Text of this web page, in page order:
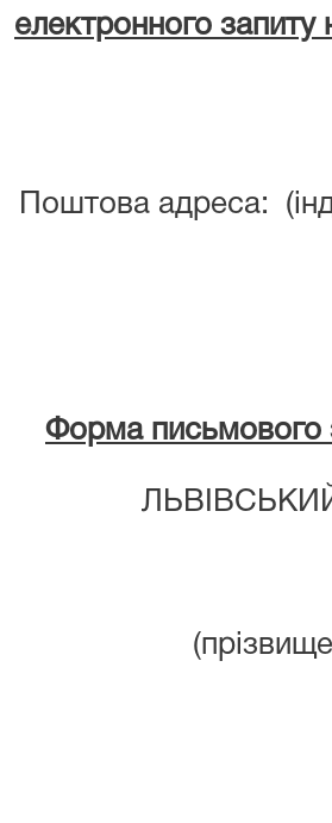
електронного запиту
Поштова
Форма письмового